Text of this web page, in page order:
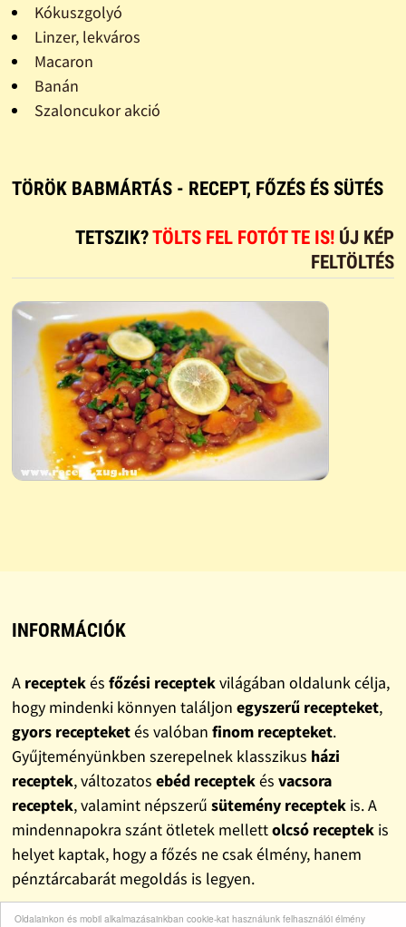
Oldalainkon és mobil alkalmazásainkban cookie-kat használunk felhasználói élmény
Kókuszgolyó
Linzer, lekváros
Macaron
Banán
Szaloncukor akció
TÖRÖK BABMÁRTÁS - RECEPT, FŐZÉS ÉS SÜTÉS
TETSZIK?TÖLTS FEL FOTÓT TE IS! ÚJ KÉP
FELTÖLTÉS
INFORMÁCIÓK
A receptekés főzési receptekvilágában oldalunk célja,
hogy mindenki könnyen találjon egyszerű recepteket,
gyors recepteketés valóban finom recepteket.
Gyűjteményünkben szerepelnek klasszikus házi
receptek, változatos ebéd receptekés vacsora
receptek, valamint népszerű sütemény receptekis. A
mindennapokra szánt ötletek mellettolcsó receptekis
helyet kaptak, hogy a főzés ne csak élmény, hanem
pénztárcabarát megoldás is legyen.